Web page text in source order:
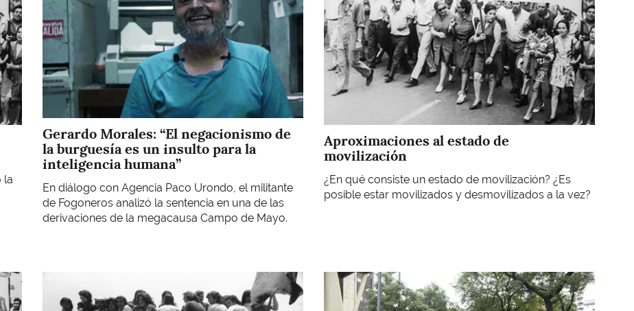
la
Gerardo Morales: “El negacionismo de
la burguesía es un insulto para la
inteligencia humana”
En diálogo con Agencia Paco Urondo, el militante
de Fogoneros analizó la sentencia en una de las
derivaciones de la megacausa Campo de Mayo.
Aproximaciones al estado de
movilización
¿En qué consiste un estado de movilización? ¿Es
posible estar movilizados y desmovilizados a la vez?
Imagen